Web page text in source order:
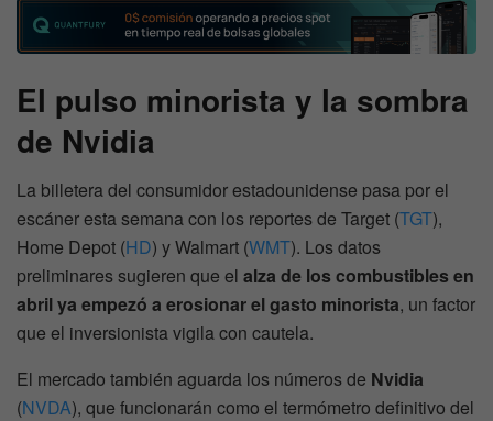
El pulso minorista y la sombra
de Nvidia
La billetera del consumidor estadounidense pasa por el
escáner esta semana con los reportes de Target (TGT),
Home Depot (HD) y Walmart (WMT). Los datos
preliminares sugieren que el alza de los combustibles en
abril ya empezó a erosionar el gasto minorista, un factor
que el inversionista vigila con cautela.
El mercado también aguarda los números de Nvidia
(NVDA), que funcionarán como el termómetro definitivo del